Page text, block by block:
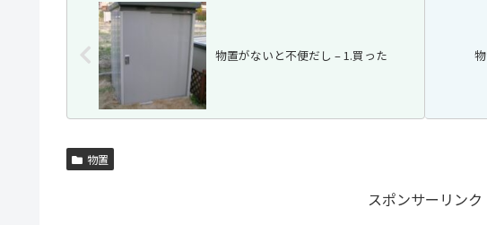
物置がないと不便だし – 1.買った
物置
スポンサーリンク